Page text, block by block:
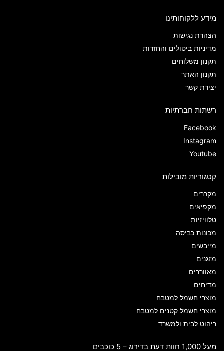
מידע ללקוחותינו
הצהרת נגישות
מדיניות ביטולים והחזרות
תקנון משלוחים
תקנון האתר
יצירת קשר
רשתות חברתיות
Facebook
Instagram
Youtube
קטגוריות מובילות
מקררים
מקפיאים
טלוויזיות
מכונות כביסה
מייבשים
מזגנים
מאווררים
מדיחים
מוצרי חשמל למטבח
מוצרי חשמל קטנים למטבח
ריהוט לבית ולמשרד
מעל 1,000 חוות דעת בדירוג – 5 כוכבים